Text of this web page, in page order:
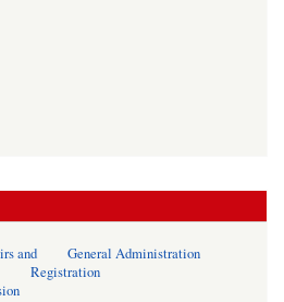
and General Administration
Registration